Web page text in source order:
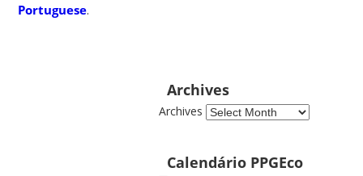
Portuguese.
Archives
Archives
Calendário PPGEco